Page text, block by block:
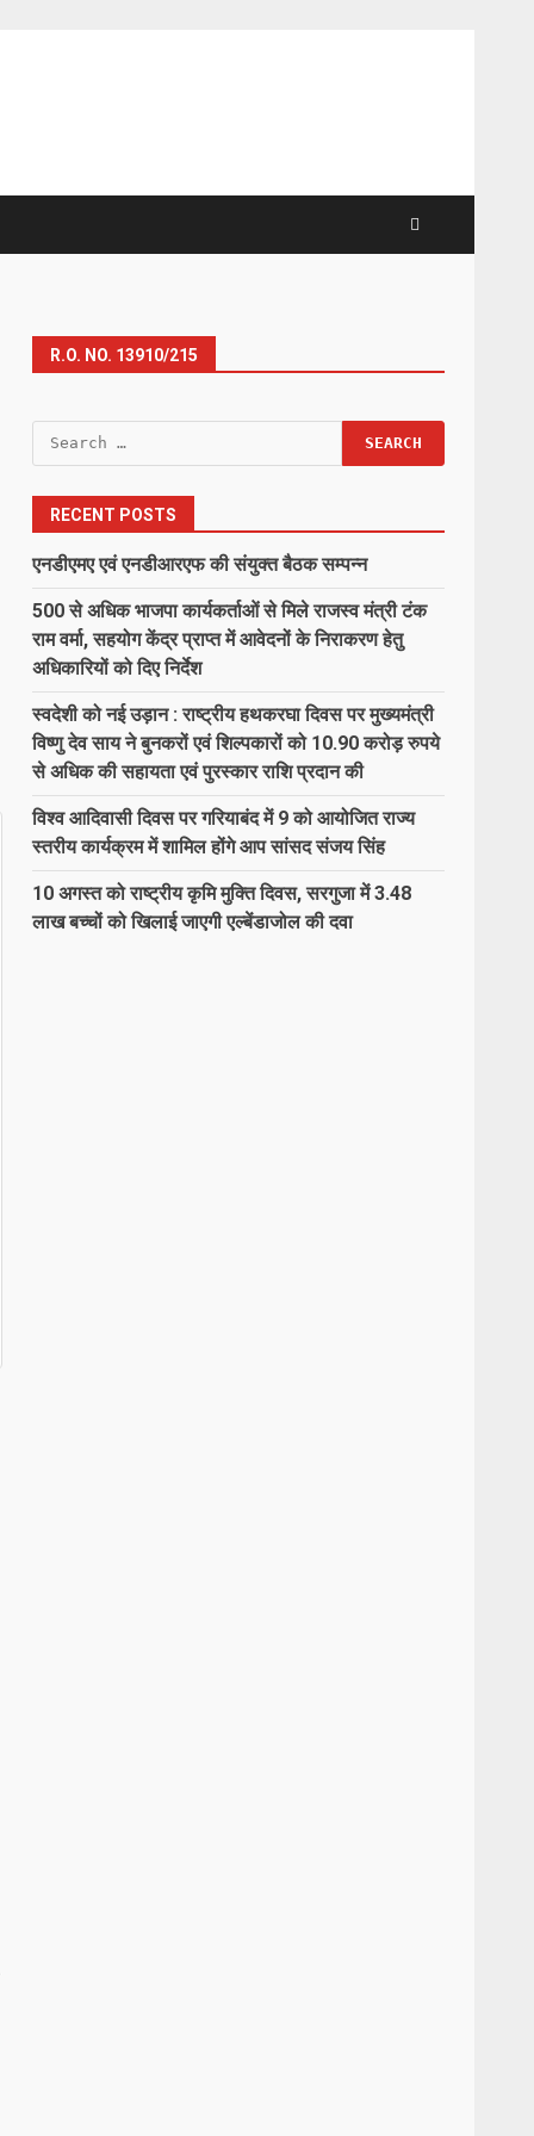
R.O. NO. 13910/215
Search
for:
RECENT POSTS
एनडीएमए एवं एनडीआरएफ की संयुक्त बैठक सम्पन्न
500 से अधिक भाजपा कार्यकर्ताओं से मिले राजस्व मंत्री टंक
राम वर्मा, सहयोग केंद्र प्राप्त में आवेदनों के निराकरण हेतु
अधिकारियों को दिए निर्देश
स्वदेशी को नई उड़ान : राष्ट्रीय हथकरघा दिवस पर मुख्यमंत्री
विष्णु देव साय ने बुनकरों एवं शिल्पकारों को 10.90 करोड़ रुपये
से अधिक की सहायता एवं पुरस्कार राशि प्रदान की
विश्व आदिवासी दिवस पर गरियाबंद में 9 को आयोजित राज्य
स्तरीय कार्यक्रम में शामिल होंगे आप सांसद संजय सिंह
10 अगस्त को राष्ट्रीय कृमि मुक्ति दिवस, सरगुजा में 3.48
लाख बच्चों को खिलाई जाएगी एल्बेंडाजोल की दवा